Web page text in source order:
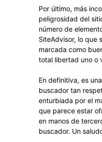
Por último, más
peligrosidad del
número de
SiteAdvisor, lo que
marcada como
total libertad uno o
En definitiva, es
buscador tan
enturbiada por el
que parece estar
en manos de
buscador. Un